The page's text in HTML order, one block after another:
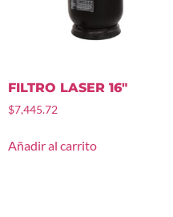
FILTRO LASER 16″
$7,445.72
Añadir al carrito